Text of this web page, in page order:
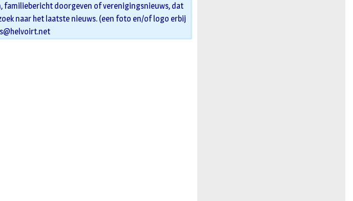
familiebericht doorgeven of verenigingsnieuws, dat
naar het laatste nieuws. (een foto en/of logo erbij